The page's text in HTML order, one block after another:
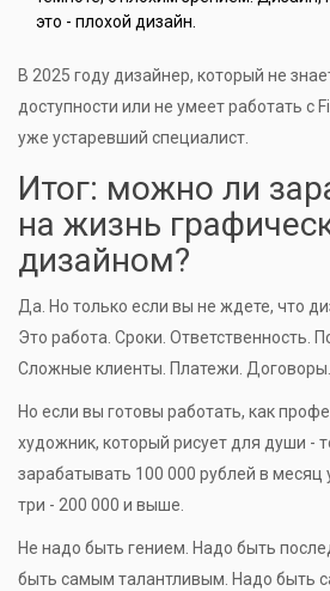
это - плохой дизайн.
В 2025 году дизайнер, который не
доступности или не умеет работать с
уже устаревший специалист.
Итог: можно ли
на жизнь
дизайном?
Да. Но только если вы не ждете, что
Это работа. Сроки. Ответственность.
Сложные клиенты. Платежи. Договоры.
Но если вы готовы работать, как
художник, который рисует для души -
зарабатывать 100 000 рублей в месяц
три - 200 000 и выше.
Не надо быть гением. Надо быть
быть самым талантливым. Надо быть